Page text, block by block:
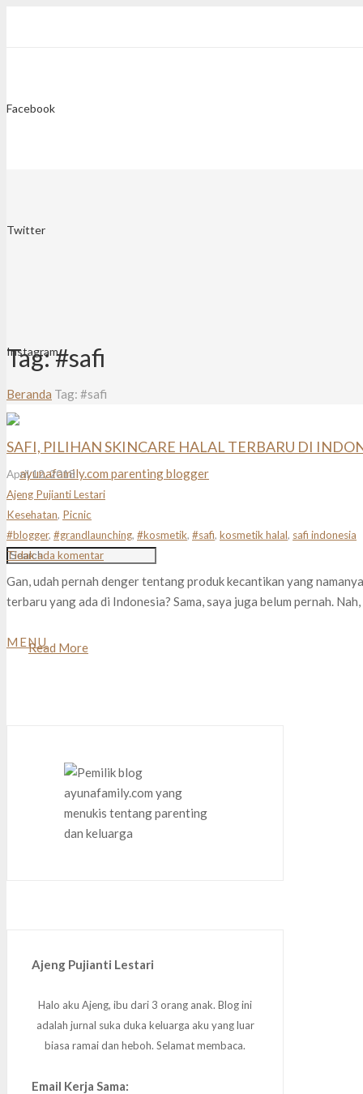
Facebook
Twitter
Instagram
MENU
Tag:#safi
Beranda Tag: #safi
SAFI, PILIHAN SKINCARE HALAL TERBARU DI
April 12, 2018
Ajeng Pujianti Lestari
Kesehatan, Picnic
#blogger, #grandlaunching, #kosmetik, #safi, kosmetik halal, safi indonesia
Tidak ada komentar
Gan, udah pernah denger tentang produk kecantikan yang
terbaru yang ada di Indonesia? Sama, saya juga belum pernah.
Read More
Ajeng Pujianti Lestari
Halo aku Ajeng, ibu dari 3 orang anak. Blog ini
adalah jurnal suka duka keluarga aku yang luar
biasa ramai dan heboh. Selamat membaca.
Email Kerja Sama: